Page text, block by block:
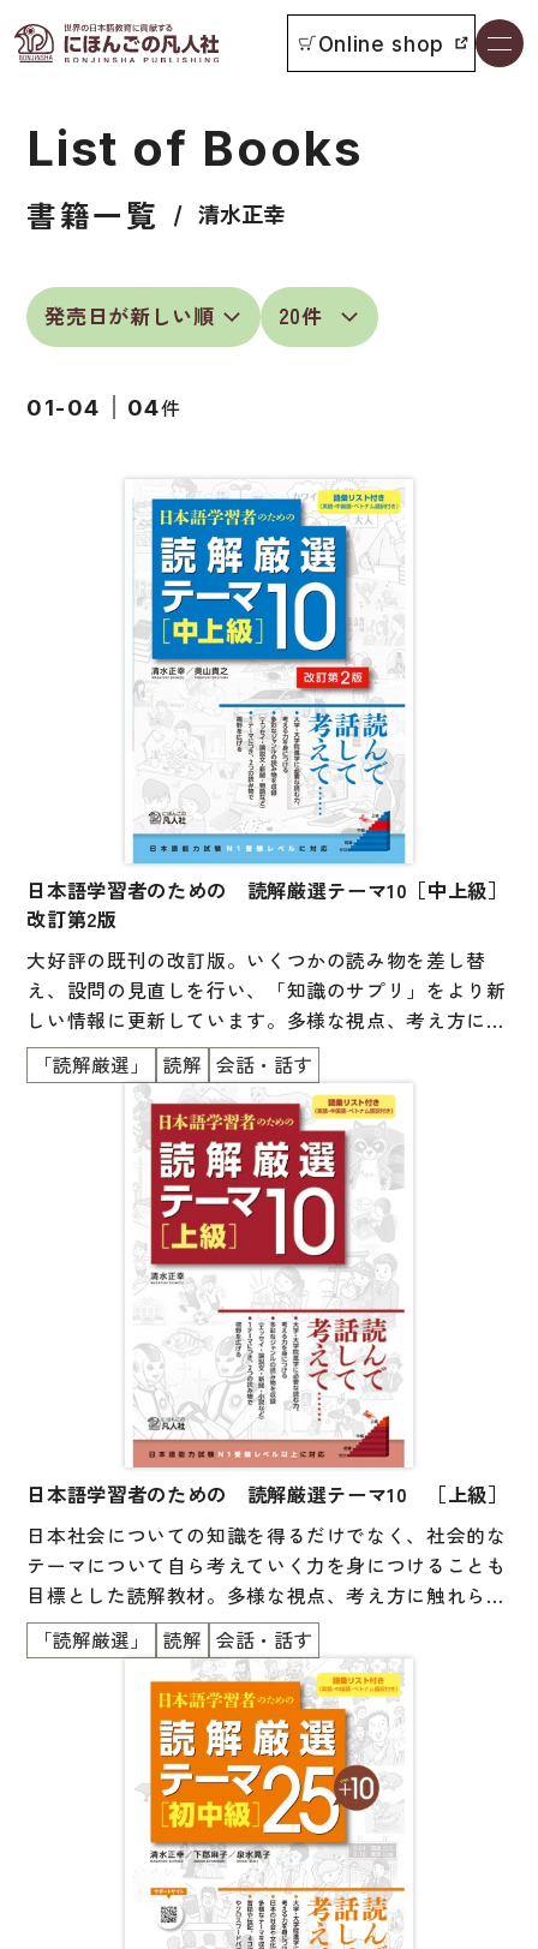
書籍一覧
お知らせ
イベント
教科書採用について
書籍の内容について
著作権について
原稿・企画の持ち込みについて
正誤表
その他の質問
わたしたちについて
お問い合わせ
書店様向け
Online shop
本をさがす
日本語学習者用教科書
総合教科書
留学生向け専門分野
表記（かな・漢字）
練習問題
日本語能力試験対策
日本留学試験対策
各種試験対策
大学入試対策
日本語学習関連副読本
視聴覚・補助教材
ビデオ・ＤＶＤ
コンピューター
カセットテープ・ＣＤ
カード・ゲーム・絵教材
絵本・子ども向け補助
図表
日本語学習辞典
漢字字典（辞典）
スペイン語辞典
List of Books
書籍一覧 清水正幸
01-04 04件
日本語学習者のための 読解厳選テーマ10［中上級］
改訂第2版
大好評の既刊の改訂版。いくつかの読み物を差し替
え、設問の見直しを行い、「知識のサプリ」をより新
しい情報に更新しています。多様な視点、考え方に触
れられるように、１つのテーマにつき、2つの読み物
とコラムを掲載。「文章を読む」「自分の考えをまと
め、話す」「他者の考えを聞く」というプロセスの中
で、より広い視野を獲得し、主体的に考える力を養い
ます。＜英・中・ベトナム語の語彙リスト付き＞
「読解厳選」 読解 会話・話す
日本語学習者のための 読解厳選テーマ10 ［上級］
日本社会についての知識を得るだけでなく、社会的な
テーマについて自ら考えていく力を身につけることも
目標とした読解教材。多様な視点、考え方に触れられ
るように、１つのテーマにつき、2つの読み物とコラ
ムを掲載。「文章を読む」「自分の考えをまとめ、話
す」「他者の考えを聞く」というプロセスの中で、よ
り広い視野を獲得し、主体的に考える力を養います。
大学・大学院への進学をめざす人にもおすすめです。
＜別冊：英語・中国語・ベトナム語の語彙リスト付き
「読解厳選」 読解 会話・話す